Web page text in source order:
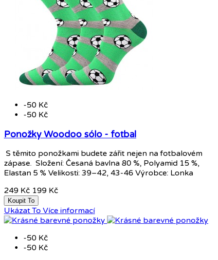
-50 Kč
-50 Kč
Ponožky Woodoo sólo - fotbal
S těmito ponožkami budete zářit nejen na fotbalovém
zápase. Složení: Česaná bavlna 80 %, Polyamid 15 %,
Elastan 5 % Velikosti: 39–42, 43-46 Výrobce: Lonka
249 Kč 199 Kč
Koupit To
Ukázat To Více informací
-50 Kč
-50 Kč